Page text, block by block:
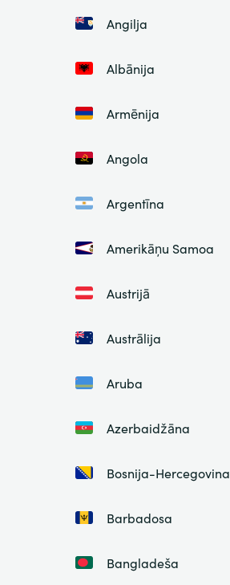
Angilja
Albānija
Armēnija
Angola
Argentīna
Amerikāņu Samoa
Austrijā
Austrālija
Aruba
Azerbaidžāna
Bosnija-Hercegovina
Barbadosa
Bangladeša